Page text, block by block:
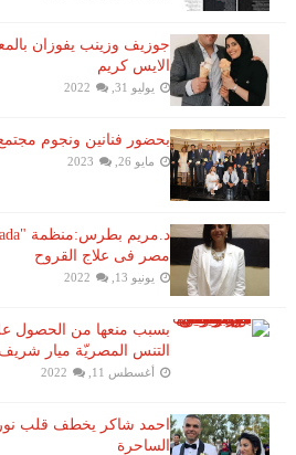
جوزيف وزينب يفوزان
الايس كريم
يوليو 31, 2022
بحضور فنانين ونجوم
مايو 26, 2023
مصر فى علاج القروح
يونيو 13, 2022
بسبب منعها من الحصول
التنس​ المصريّة ​ميار
أغسطس 11, 2022
احمد شاكر يخطف قلب
الساحرة